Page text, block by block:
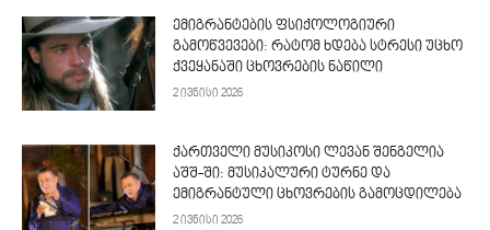
ემიგრანტების ფსიქოლოგიური
გამოწვევები: რატომ ხდება სტრესი უცხო
ქვეყანაში ცხოვრების ნაწილი
2 ივნისი 2026
ქართველი მუსიკოსი ლევან შენგელია
აშშ-ში: მუსიკალური ტურნე და
ემიგრანტული ცხოვრების გამოცდილება
2 ივნისი 2026